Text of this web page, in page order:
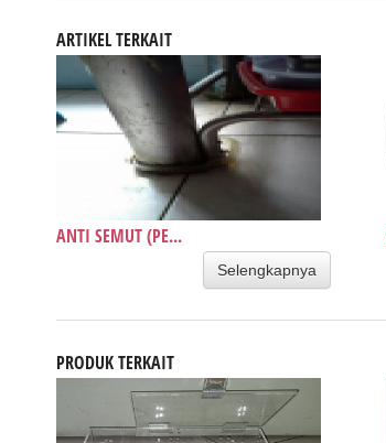
ARTIKEL TERKAIT
ANTI SEMUT (PE...
Selengkapnya
PRODUK TERKAIT